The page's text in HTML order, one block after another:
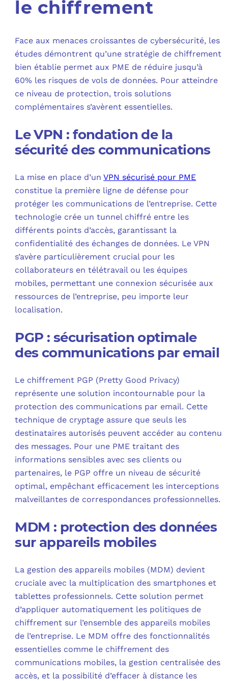
le chiffrement
Face aux menaces croissantes de cybersécurité, les
études démontrent qu’une stratégie de chiffrement
bien établie permet aux PME de réduire jusqu’à
60% les risques de vols de données. Pour atteindre
ce niveau de protection, trois solutions
complémentaires s’avèrent essentielles.
Le VPN : fondation de la
sécurité des communications
La mise en place d’unVPN sécurisé pour PME
constitue la première ligne de défense pour
protéger les communications de l’entreprise. Cette
technologie crée un tunnel chiffré entre les
différents points d’accès, garantissant la
confidentialité des échanges de données. Le VPN
s’avère particulièrement crucial pour les
collaborateurs en télétravail ou les équipes
mobiles, permettant une connexion sécurisée aux
ressources de l’entreprise, peu importe leur
localisation.
PGP : sécurisation optimale
des communications par email
Le chiffrement PGP (Pretty Good Privacy)
représente une solution incontournable pour la
protection des communications par email. Cette
technique de cryptage assure que seuls les
destinataires autorisés peuvent accéder au contenu
des messages. Pour une PME traitant des
informations sensibles avec ses clients ou
partenaires, le PGP offre un niveau de sécurité
optimal, empêchant efficacement les interceptions
malveillantes de correspondances professionnelles.
MDM : protection des données
sur appareils mobiles
La gestion des appareils mobiles (MDM) devient
cruciale avec la multiplication des smartphones et
tablettes professionnels. Cette solution permet
d’appliquer automatiquement les politiques de
chiffrement sur l’ensemble des appareils mobiles
de l’entreprise. Le MDM offre des fonctionnalités
essentielles comme le chiffrement des
communications mobiles, la gestion centralisée des
accès, et la possibilité d’effacer à distance les